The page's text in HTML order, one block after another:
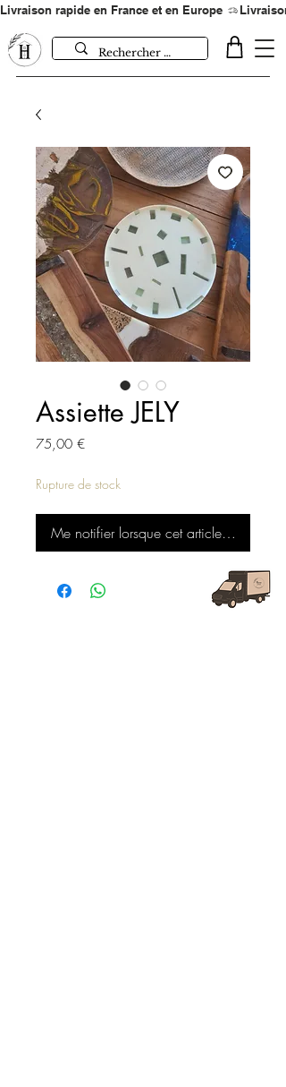
Livraison rapide en France et en Europe
Assiette JELY
75,00 €Prix
Rupture de stock
Me notifier lorsque cet article est